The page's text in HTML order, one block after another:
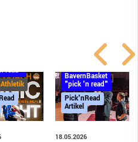
read"
BayernBasket
"pick 'n read"
Pick'nRead
Artikel
18.05.2026